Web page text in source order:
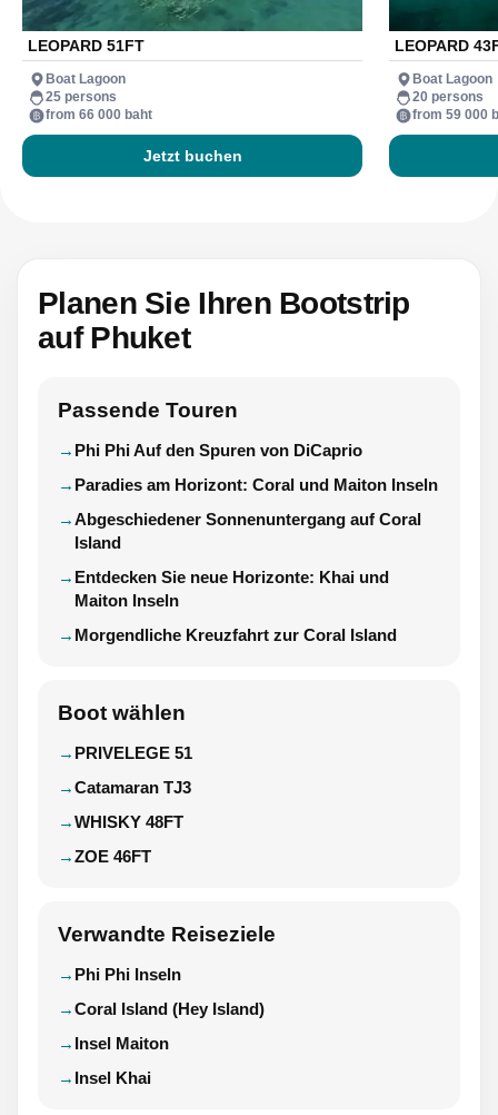
LEOPARD 51FT
Boat Lagoon
25 persons
from 66 000 baht
Jetzt buchen
LEOPARD
Boat Lagoon
20 persons
from 59 000
Planen Sie Ihren Bootstrip
auf Phuket
Passende Touren
Phi Phi Auf den Spuren von DiCaprio
Paradies am Horizont: Coral und Maiton Inseln
Abgeschiedener Sonnenuntergang auf Coral
Island
Entdecken Sie neue Horizonte: Khai und
Maiton Inseln
Morgendliche Kreuzfahrt zur Coral Island
Boot wählen
PRIVELEGE 51
Catamaran TJ3
WHISKY 48FT
ZOE 46FT
Verwandte Reiseziele
Phi Phi Inseln
Coral Island (Hey Island)
Insel Maiton
Insel Khai